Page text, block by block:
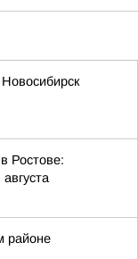
Ростове:
районе